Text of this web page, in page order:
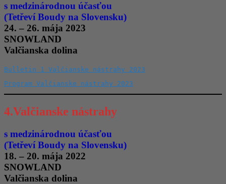
s medzinárodnou účasťou
(Tetřeví Boudy na Slovensku)
24. – 26. mája 2023
SNOWLAND
Valčianska dolina
Bulletin 1 Valčianske nástrahy 2023
Program Valčianske nástrahy 2023
4.Valčianske nástrahy
s medzinárodnou účasťou
(Tetřeví Boudy na Slovensku)
18. – 20. mája 2022
SNOWLAND
Valčianska dolina